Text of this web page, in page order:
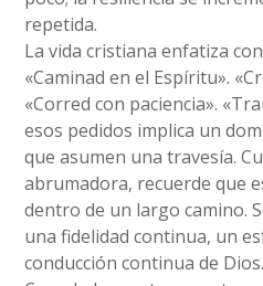
repetida.
La vida cristiana enfatiza
«Caminad en el Espíritu».
«Corred con paciencia».
esos pedidos implica un
que asumen una travesía.
abrumadora, recuerde que
dentro de un largo camino.
una fidelidad continua, un
conducción continua de Dios.